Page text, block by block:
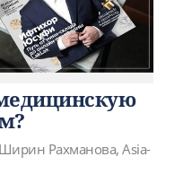
Рахманова, Asia-